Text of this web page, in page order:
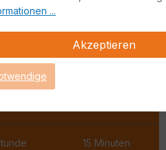
15 Minuten
...
Akzeptieren